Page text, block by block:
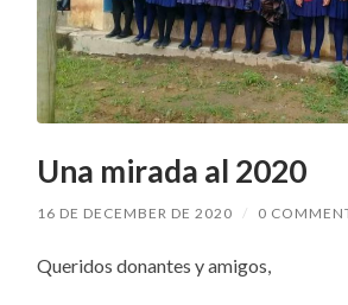
Una mirada al 2020
16 DE DECEMBER DE 2020 / 0
Queridos donantes y amigos,